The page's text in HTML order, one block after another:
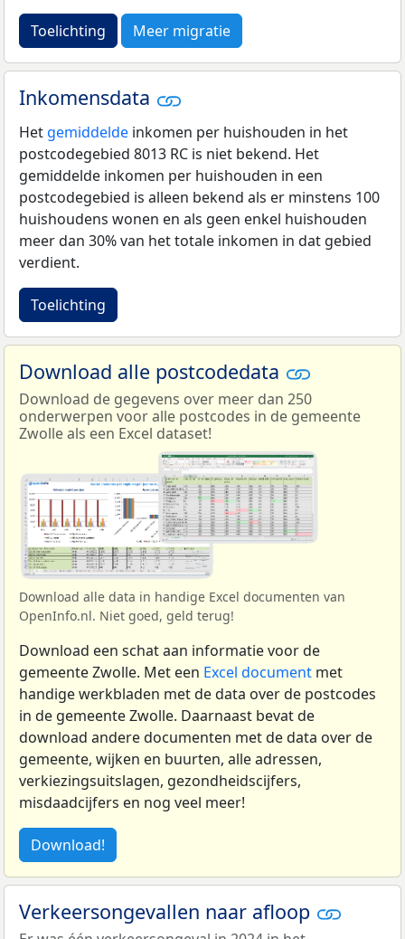
Toelichting Meer migratie
Inkomensdata
Het gemiddelde inkomen per huishouden in het
postcodegebied 8013 RC is niet bekend. Het
gemiddelde inkomen per huishouden in een
postcodegebied is alleen bekend als er minstens 100
huishoudens wonen en als geen enkel huishouden
meer dan 30% van het totale inkomen in dat gebied
verdient.
Toelichting
Download alle postcodedata
Download de gegevens over meer dan 250
onderwerpen voor alle postcodes in de gemeente
Zwolle als een Excel dataset!
Download alle data in handige Excel documenten van
OpenInfo.nl. Niet goed, geld terug!
Download een schat aan informatie voor de
gemeente Zwolle. Met een Excel document met
handige werkbladen met de data over de postcodes
in de gemeente Zwolle. Daarnaast bevat de
download andere documenten met de data over de
gemeente, wijken en buurten, alle adressen,
verkiezingsuitslagen, gezondheidscijfers,
misdaadcijfers en nog veel meer!
Download!
Verkeersongevallen naar afloop